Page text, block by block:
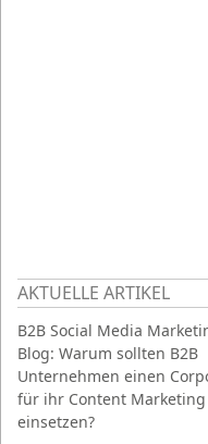
AKTUELLE ARTIKEL
B2B Social Media
Blog: Warum sollten B2B
Unternehmen einen
für ihr Content Marketing
einsetzen?